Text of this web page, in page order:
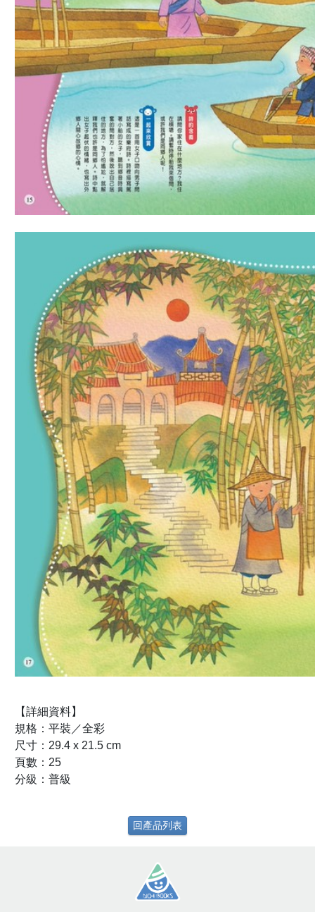
【詳細資料】
規格：平裝／全彩
尺寸：29.4 x 21.5 cm
頁數：25
分級：普級
回產品列表